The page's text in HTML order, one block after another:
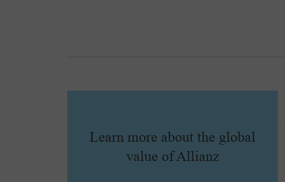
Learn more about the global
value of Allianz